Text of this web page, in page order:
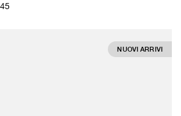
45
NUOVI ARRIVI